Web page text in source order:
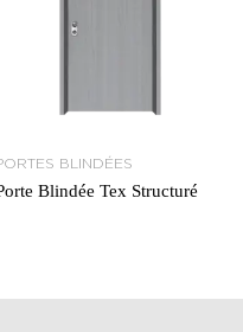
BLINDÉES
Blindée Tex Structuré